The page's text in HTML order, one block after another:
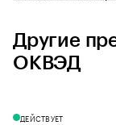
Другие
ОКВЭД
ДЕЙСТВУЕТ